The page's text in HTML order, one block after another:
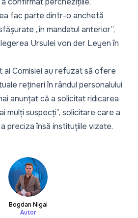
fac parte dintr-o anchetă
„în mandatul anterior”,
Ursulei von der Leyen în
ai Comisiei au refuzat să ofere
rețineri în rândul personalului
anunțat că a solicitat ridicarea
mulți suspecți”, solicitare care a
preciza însă instituțiile vizate.
Bogdan Nigai
Autor